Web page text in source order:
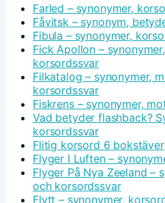
Farled – synonymer,
Fåvitsk – synonym,
Fibula – synonymer,
Fick Apollon –
korsordssvar
Filkatalog – synonymer,
korsordssvar
Fiskrens – synonymer,
Vad betyder flashback?
korsordssvar
Flitig korsord 6 bokstäver
Flyger I Luften –
Flyger På Nya Zeeland –
och korsordssvar
Flytt – synonymer,